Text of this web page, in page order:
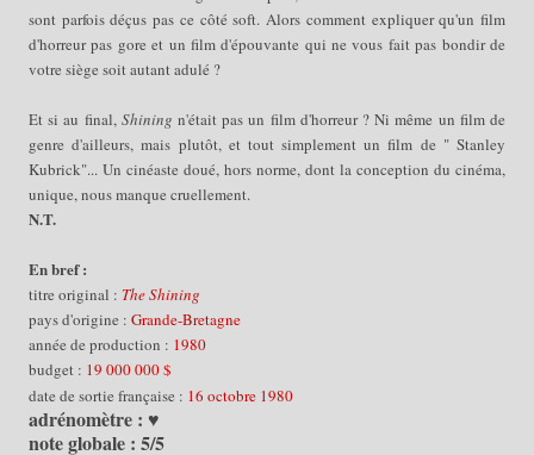
sont parfois déçus pas ce côté soft. Alors comment expliquer qu'un film
d'horreur pas gore et un film d'épouvante qui ne vous fait pas bondir de
votre siège soit autant adulé ?
Et si au final, Shiningn'était pas un film d'horreur ? Ni même un film de
genre d'ailleurs, mais plutôt, et tout simplement un film de " Stanley
Kubrick"... Un cinéaste doué, hors norme, dont la conception du cinéma,
unique, nous manque cruellement.
N.T.
En bref :
titre original : The Shining
pays d'origine : Grande-Bretagne
année de production : 1980
budget : 19 000 000 $
date de sortie française : 16 octobre 1980
adrénomètre : ♥
note globale : 5/5